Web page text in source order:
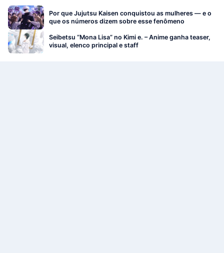
Por que Jujutsu Kaisen conquistou as mulheres — e o
que os números dizem sobre esse fenômeno
Seibetsu “Mona Lisa” no Kimi e. – Anime ganha teaser,
visual, elenco principal e staff